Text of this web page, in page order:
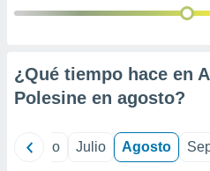
¿Qué tiempo hace en
Polesine en agosto?
Junio Julio Agosto